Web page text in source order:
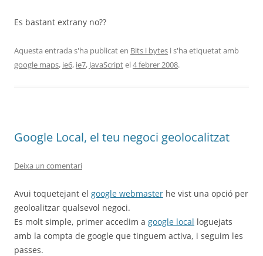
Es bastant extrany no??
Aquesta entrada s'ha publicat en Bits i bytes i s'ha etiquetat amb
google maps, ie6, ie7, JavaScriptel4 febrer 2008.
Google Local, el teu negoci geolocalitzat
Deixa un comentari
Avui toquetejant el google webmaster he vist una opció per
geoloalitzar qualsevol negoci.
Es molt simple, primer accedim a google local loguejats
amb la compta de google que tinguem activa, i seguim les
passes.